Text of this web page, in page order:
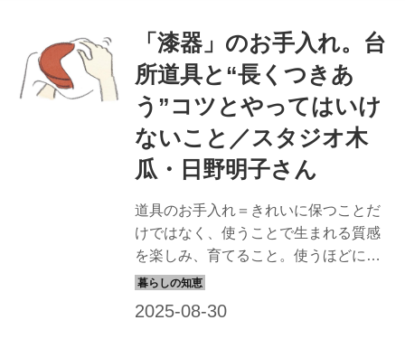
「漆器」のお手入れ。台
所道具と“長くつきあ
う”コツとやってはいけ
ないこと／スタジオ木
瓜・日野明子さん
道具のお手入れ＝きれいに保つことだ
けではなく、使うことで生まれる質感
を楽しみ、育てること。使うほどにな
じんで風合いが増し、よりいっそう愛